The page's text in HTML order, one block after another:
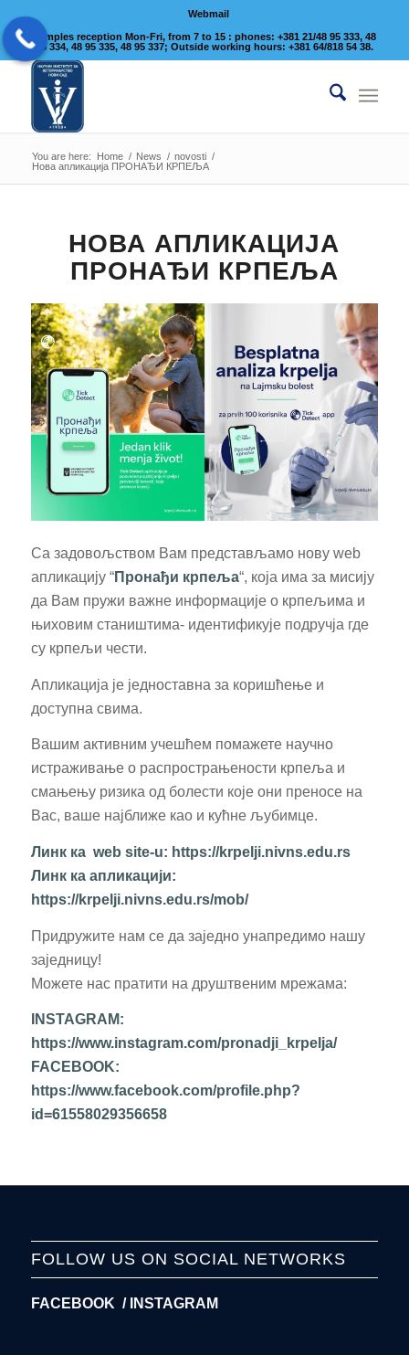
Webmail
Samples reception Mon-Fri, from 7 to 15 : phones: +381 21/48 95 333, 48
95 334, 48 95 335, 48 95 337; Outside working hours: +381 64/818 54 38.
You are here: Home / News / novosti /
Нова апликација ПРОНАЂИ КРПЕЉА
НОВА АПЛИКАЦИЈА
ПРОНАЂИ КРПЕЉА
Са задовољством Вам представљамо нову web
апликацију “Пронађи крпеља“, која има за мисију
да Вам пружи важне информације о крпељима и
њиховим стаништима- идентификује подручја где
су крпељи чести.
Апликација је једноставна за коришћење и
доступна свима.
Вашим активним учешћем помажете научно
истраживање о распрострањености крпеља и
смањењу ризика од болести које они преносе на
Вас, ваше најближе као и кућне љубимце.
Линк ка web site-u: https://krpelji.nivns.edu.rs
Линк ка апликацији:
https://krpelji.nivns.edu.rs/mob/
Придружите нам се да заједно унапредимо нашу
заједницу!
Можете нас пратити на друштвеним мрежама:
INSTAGRAM:
https://www.instagram.com/pronadji_krpelja/
FACEBOOK:
https://www.facebook.com/profile.php?
id=61558029356658
FOLLOW US ON SOCIAL NETWORKS
FACEBOOK / INSTAGRAM